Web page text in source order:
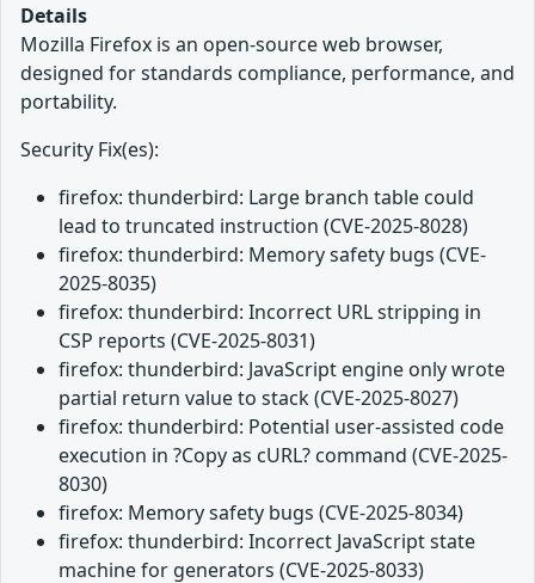
Details
Mozilla Firefox is an open-source web browser,
designed for standards compliance, performance, and
portability.
Security Fix(es):
firefox: thunderbird: Large branch table could
lead to truncated instruction (CVE-2025-8028)
firefox: thunderbird: Memory safety bugs (CVE-
2025-8035)
firefox: thunderbird: Incorrect URL stripping in
CSP reports (CVE-2025-8031)
firefox: thunderbird: JavaScript engine only wrote
partial return value to stack (CVE-2025-8027)
firefox: thunderbird: Potential user-assisted code
execution in ?Copy as cURL? command (CVE-2025-
8030)
firefox: Memory safety bugs (CVE-2025-8034)
firefox: thunderbird: Incorrect JavaScript state
machine for generators (CVE-2025-8033)